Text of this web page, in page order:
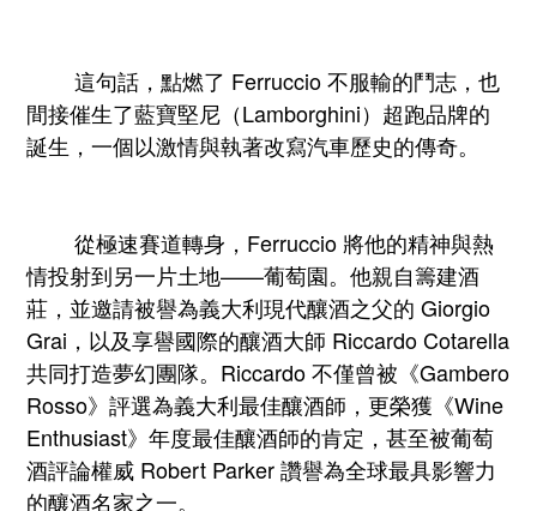
這句話，點燃了 Ferruccio 不服輸的鬥志，也
間接催生了藍寶堅尼（Lamborghini）超跑品牌的
誕生，一個以激情與執著改寫汽車歷史的傳奇。
從極速賽道轉身，Ferruccio 將他的精神與熱
情投射到另一片土地——葡萄園。他親自籌建酒
莊，並邀請被譽為義大利現代釀酒之父的 Giorgio
Grai，以及享譽國際的釀酒大師 Riccardo Cotarella
共同打造夢幻團隊。Riccardo 不僅曾被《Gambero
Rosso》評選為義大利最佳釀酒師，更榮獲《Wine
Enthusiast》年度最佳釀酒師的肯定，甚至被葡萄
酒評論權威 Robert Parker 讚譽為全球最具影響力
的釀酒名家之一。